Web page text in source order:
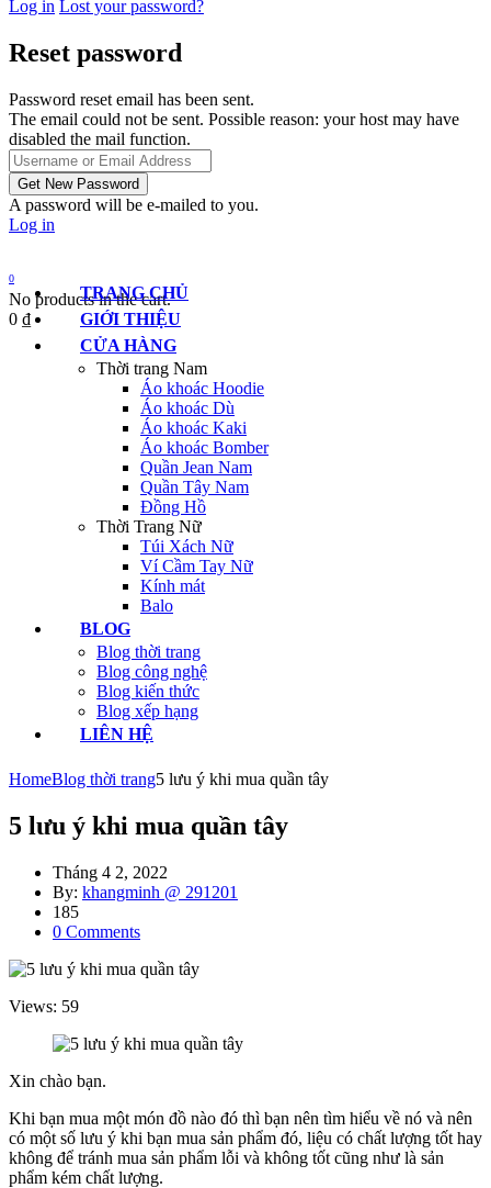
Log in Lost your password?
Reset password
Password reset email has been sent.
The email could not be sent. Possible reason: your host may have
disabled the mail function.
A password will be e-mailed to you.
Log in
0
No products in the cart.
0 ₫
TRANG CHỦ
GIỚI THIỆU
CỬA HÀNG
Thời trang Nam
Áo khoác Hoodie
Áo khoác Dù
Áo khoác Kaki
Áo khoác Bomber
Quần Jean Nam
Quần Tây Nam
Đồng Hồ
Thời Trang Nữ
Túi Xách Nữ
Ví Cầm Tay Nữ
Kính mát
Balo
BLOG
Blog thời trang
Blog công nghệ
Blog kiến thức
Blog xếp hạng
LIÊN HỆ
HomeBlog thời trang5 lưu ý khi mua quần tây
5 lưu ý khi mua quần tây
Tháng 4 2, 2022
By: khangminh @ 291201
185
0 Comments
Views: 59
Xin chào bạn.
Khi bạn mua một món đồ nào đó thì bạn nên tìm hiểu về nó và nên
có một số lưu ý khi bạn mua sản phẩm đó, liệu có chất lượng tốt hay
không để tránh mua sản phẩm lỗi và không tốt cũng như là sản
phẩm kém chất lượng.